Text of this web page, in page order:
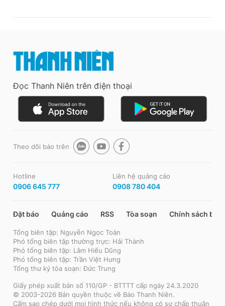
Đọc Thanh Niên trên điện thoại
Theo dõi báo trên
Hotline
0906 645 777
Liên hệ quảng cáo
0908 780 404
Đặt báo Quảng cáo RSS Tòa soạn Chính sách bảo
Tổng biên tập: Nguyễn Ngọc Toàn
Phó tổng biên tập thường trực: Hải Thành
Phó tổng biên tập: Lâm Hiếu Dũng
Phó tổng biên tập: Trần Việt Hưng
Tổng thư ký tòa soạn: Đức Trung
Giấy phép xuất bản số 110/GP - BTTTT cấp ngày 24.3.2020
© 2003-2026 Bản quyền thuộc về Báo Thanh Niên.
Cấm sao chép dưới mọi hình thức nếu không có sự chấp thuận